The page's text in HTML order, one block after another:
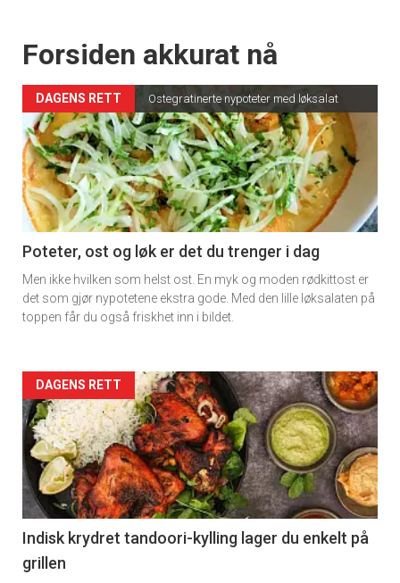
Forsiden akkurat nå
DAGENS RETT Ostegratinerte nypoteter med løksalat
Poteter, ost og løk er det du trenger i dag
Men ikke hvilken som helst ost. En myk og moden rødkittost er
det som gjør nypotetene ekstra gode. Med den lille løksalaten på
toppen får du også friskhet inn i bildet.
Forsiden
akkurat
nå
-
2
DAGENS RETT
Indisk krydret tandoori-kylling lager du enkelt på
grillen